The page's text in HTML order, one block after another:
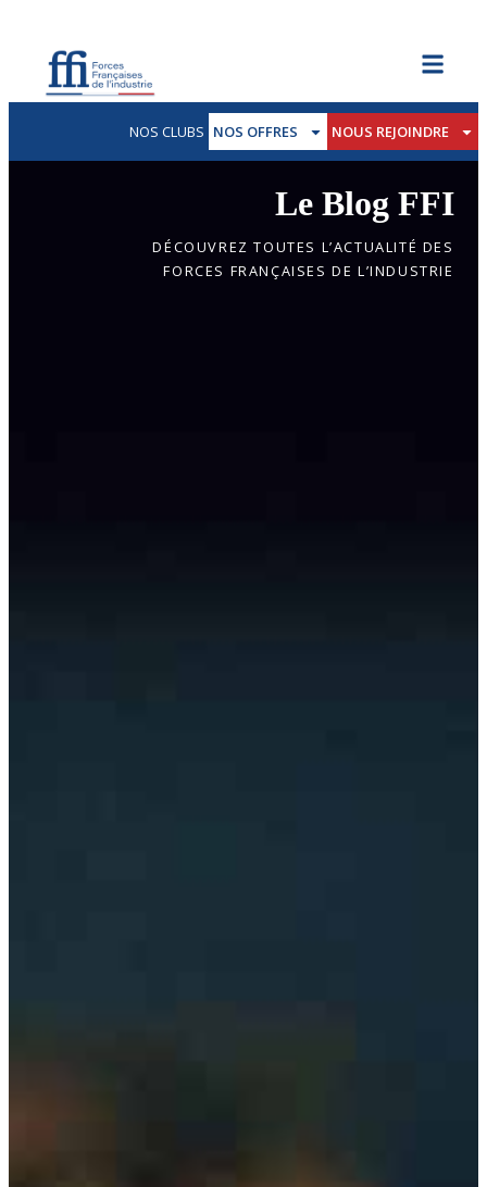
NOS CLUBS NOS OFFRES NOUS REJOINDRE
Le Blog FFI
DÉCOUVREZ TOUTES L’ACTUALITÉ DES
FORCES FRANÇAISES DE L’INDUSTRIE